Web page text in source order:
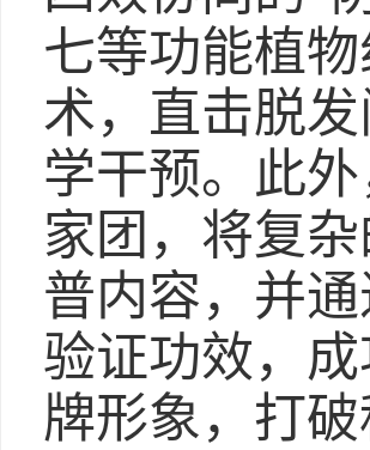
七等功能植
术，直击脱
学干预。此
家团，将复
普内容，并
验证功效，
牌形象，打